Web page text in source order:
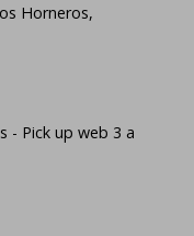
Horneros,
- Pick up web 3 a